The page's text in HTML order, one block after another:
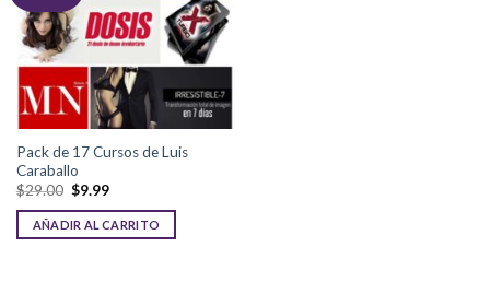
Pack de 17 Cursos de Luis
Caraballo
$29.00 $9.99
AÑADIR AL CARRITO